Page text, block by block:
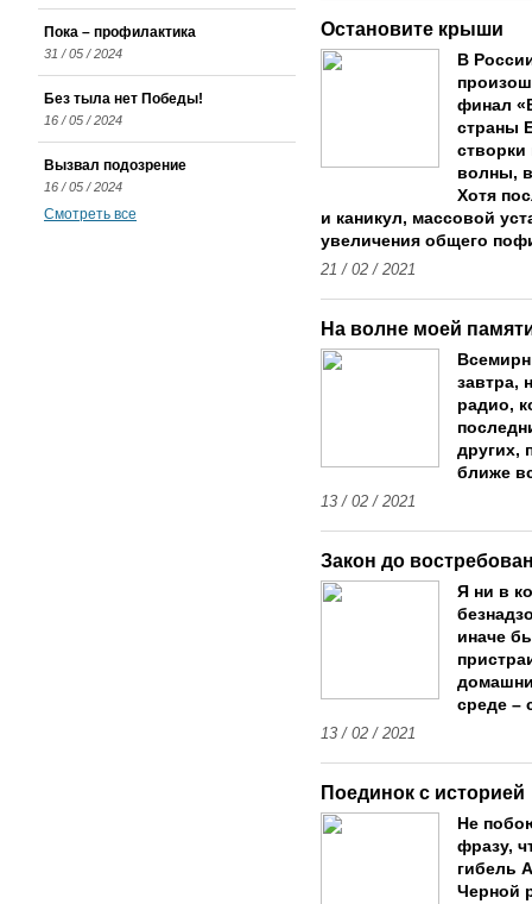
Остановите крыши
В
финал
страны
створки
волны,
Хотя
и каникул, массовой
увеличения общего
21 / 02 / 2021
На волне моей
завтра,
радио,
других,
ближе
13 / 02 / 2021
Закон до
Я ни в
иначе
среде –
13 / 02 / 2021
Поединок с историей
Не
фразу,
гибель
Черной
Пока – профилактика
31 / 05 / 2024
Без тыла нет Победы!
16 / 05 / 2024
Вызвал подозрение
16 / 05 / 2024
Смотреть все